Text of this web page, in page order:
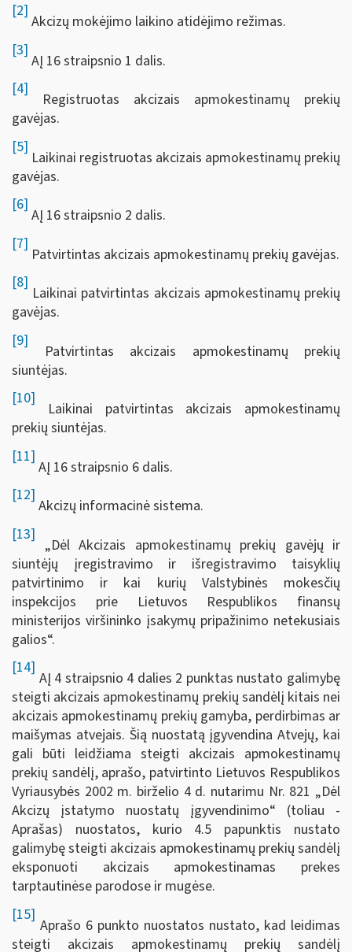
[2]
Akcizų mokėjimo laikino atidėjimo režimas.
[3]
AĮ 16 straipsnio 1 dalis.
[4]
Registruotas akcizais apmokestinamų prekių
gavėjas.
[5]
Laikinai registruotas akcizais apmokestinamų prekių
gavėjas.
[6]
AĮ 16 straipsnio 2 dalis.
[7]
Patvirtintas akcizais apmokestinamų prekių gavėjas.
[8]
Laikinai patvirtintas akcizais apmokestinamų prekių
gavėjas.
[9]
Patvirtintas akcizais apmokestinamų prekių
siuntėjas.
[10]
Laikinai patvirtintas akcizais apmokestinamų
prekių siuntėjas.
[11]
AĮ 16 straipsnio 6 dalis.
[12]
Akcizų informacinė sistema.
[13]
„Dėl Akcizais apmokestinamų prekių gavėjų ir
siuntėjų įregistravimo ir išregistravimo taisyklių
patvirtinimo ir kai kurių Valstybinės mokesčių
inspekcijos prie Lietuvos Respublikos finansų
ministerijos viršininko įsakymų pripažinimo netekusiais
galios“.
[14]
AĮ 4 straipsnio 4 dalies 2 punktas nustato galimybę
steigti akcizais apmokestinamų prekių sandėlį kitais nei
akcizais apmokestinamų prekių gamyba, perdirbimas ar
maišymas atvejais. Šią nuostatą įgyvendina Atvejų, kai
gali būti leidžiama steigti akcizais apmokestinamų
prekių sandėlį, aprašo, patvirtinto Lietuvos Respublikos
Vyriausybės 2002 m. birželio 4 d. nutarimu Nr. 821 „Dėl
Akcizų įstatymo nuostatų įgyvendinimo“ (toliau -
Aprašas) nuostatos, kurio 4.5 papunktis nustato
galimybę steigti akcizais apmokestinamų prekių sandėlį
eksponuoti akcizais apmokestinamas prekes
tarptautinėse parodose ir mugėse.
[15]
Aprašo 6 punkto nuostatos nustato, kad leidimas
steigti akcizais apmokestinamų prekių sandėlį